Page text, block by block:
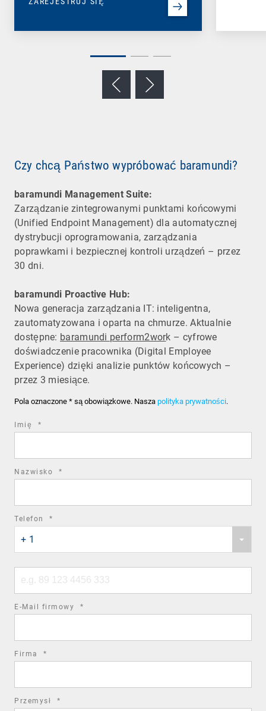
Czy chcą Państwo wypróbować baramundi?
baramundi Management Suite:
Zarządzanie zintegrowanymi punktami końcowymi
(Unified Endpoint Management) dla automatycznej
dystrybucji oprogramowania, zarządzania
poprawkami i bezpiecznej kontroli urządzeń – przez
30 dni.
baramundi Proactive Hub:
Nowa generacja zarządzania IT: inteligentna,
zautomatyzowana i oparta na chmurze. Aktualnie
dostępne: baramundi perform2work – cyfrowe
doświadczenie pracownika (Digital Employee
Experience) dzięki analizie punktów końcowych –
przez 3 miesiące.
Pola oznaczone * są obowiązkowe. Nasza polityka prywatności.
Imię *
Nazwisko *
Telefon *
country
code
+ 1
number
E-Mail firmowy *
Firma *
Przemysł *